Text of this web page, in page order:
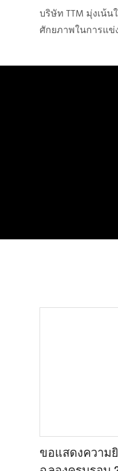
บริษัท TTM มุ่งเน้
ศักยภาพในการแ
ขอแสดงความ